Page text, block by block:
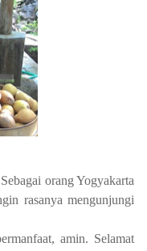
orang Yogyakarta
rasanya mengunjungi
amin. Selamat